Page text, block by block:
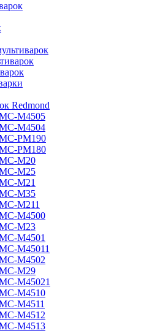
Redmond
M4505
M4504
PM190
PM180
M20
M25
M21
M35
M211
M4500
M23
M4501
M45011
M4502
M29
M45021
M4510
M4511
M4512
M4513